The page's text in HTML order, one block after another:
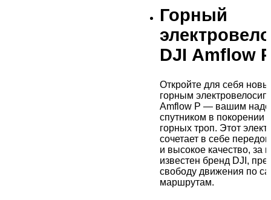
Горный
DJI Amflow
Откройте для себя
горным
Amflow P — вашим
спутником в покорении
горных троп. Этот
сочетает в себе
и высокое качество, за
известен бренд DJI,
свободу движения по
маршрутам.